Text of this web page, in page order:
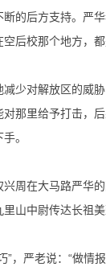
的后方支持。严
后校那个地方，
少对解放区的威胁
那里给予打击，
。
周在大马路严华的
山中尉传达长祖
严老说：“做情